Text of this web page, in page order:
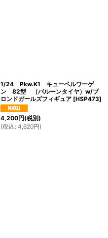
1/24 Pkw.K1 キューベルワーゲ
ン 82型 （バルーンタイヤ）w/ブ
ロンドガールズフィギュア [HSP473]
4,200円(税別)
(税込 : 4,620円)